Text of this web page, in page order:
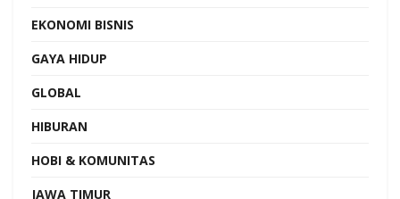
EKONOMI BISNIS
GAYA HIDUP
GLOBAL
HIBURAN
HOBI & KOMUNITAS
JAWA TIMUR